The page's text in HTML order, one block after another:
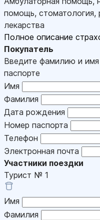
помощь, стоматология,
лекарства
Полное описание
Покупатель
Введите фамилию и имя
паспорте
Имя
Фамилия
Дата рождения
Номер паспорта
Телефон
Электронная почта
Участники поездки
Турист № 1
Имя
Фамилия